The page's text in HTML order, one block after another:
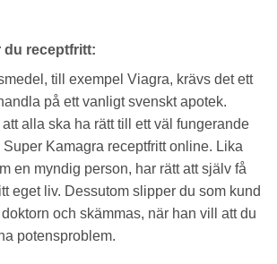
du receptfritt:
till exempel Viagra, krävs det ett
på ett vanligt svenskt apotek.
alla ska ha rätt till ett väl fungerande
Kamagra receptfritt online. Lika
en myndig person, har rätt att själv få
eget liv. Dessutom slipper du som kund
och skämmas, när han vill att du
potensproblem.